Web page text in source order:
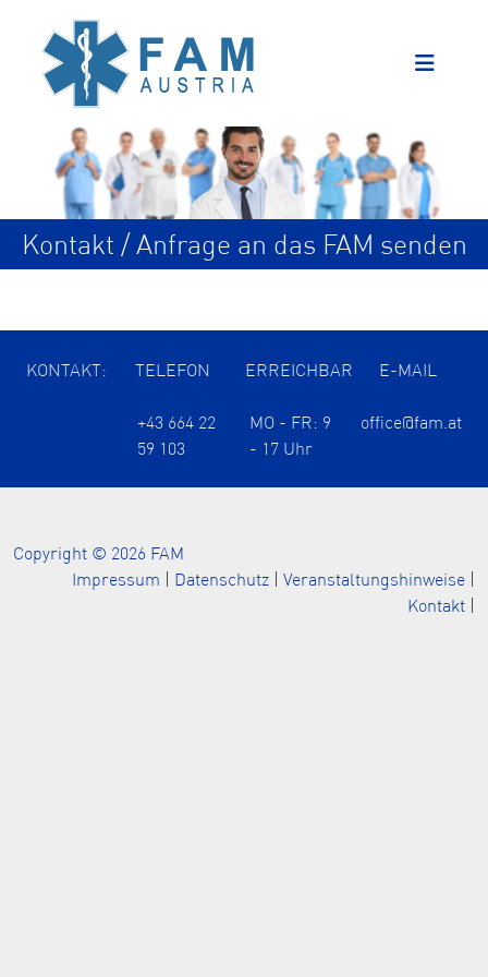
Kontakt / Anfrage an das FAM senden
KONTAKT: TELEFON ERREICHBAR E-MAIL
+43 664 22
59 103
MO - FR: 9
- 17 Uhr
office@fam.at
Copyright © 2026 FAM
Impressum
Datenschutz Veranstaltungshinweise
Kontakt